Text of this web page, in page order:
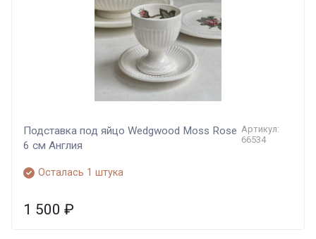
Подставка под яйцо Wedgwood Moss Rose
6 см Англия
Артикул:
66534
Осталась 1 штука
1 500 ₽